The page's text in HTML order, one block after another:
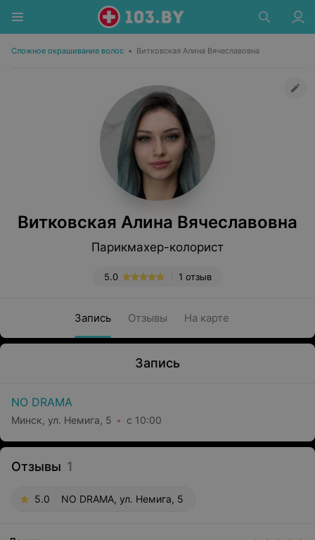
Сложное окрашивание волос • Витковская Алина Вячеславовна
Витковская Алина Вячеславовна
Парикмахер-колорист
1 отзыв
5.0
Запись Отзывы На карте
Запись
NO DRAMA
Минск, ул. Немига, 5 с 10:00
Отзывы 1
5.0 NO DRAMA, ул. Немига, 5